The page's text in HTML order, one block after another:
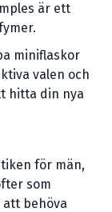
är ett
miniflaskor
valen och
hitta din nya
för män,
som
behöva